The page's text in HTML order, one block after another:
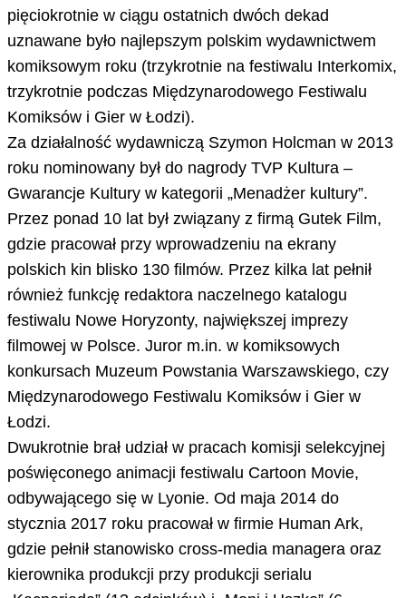
pięciokrotnie w ciągu ostatnich dwóch dekad
uznawane było najlepszym polskim wydawnictwem
komiksowym roku (trzykrotnie na festiwalu Interkomix,
trzykrotnie podczas Międzynarodowego Festiwalu
Komiksów i Gier w Łodzi).
Za działalność wydawniczą Szymon Holcman w 2013
roku nominowany był do nagrody TVP Kultura –
Gwarancje Kultury w kategorii „Menadżer kultury”.
Przez ponad 10 lat był związany z firmą Gutek Film,
gdzie pracował przy wprowadzeniu na ekrany
polskich kin blisko 130 filmów. Przez kilka lat pełnił
również funkcję redaktora naczelnego katalogu
festiwalu Nowe Horyzonty, największej imprezy
filmowej w Polsce. Juror m.in. w komiksowych
konkursach Muzeum Powstania Warszawskiego, czy
Międzynarodowego Festiwalu Komiksów i Gier w
Łodzi.
Dwukrotnie brał udział w pracach komisji selekcyjnej
poświęconego animacji festiwalu Cartoon Movie,
odbywającego się w Lyonie. Od maja 2014 do
stycznia 2017 roku pracował w firmie Human Ark,
gdzie pełnił stanowisko cross-media managera oraz
kierownika produkcji przy produkcji serialu